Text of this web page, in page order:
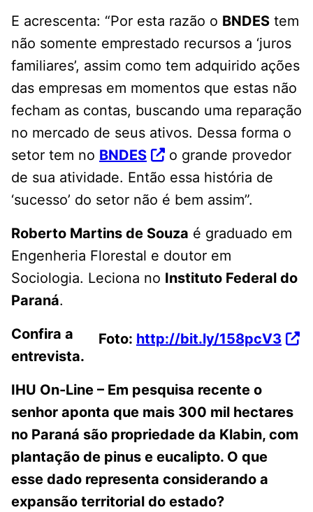
E acrescenta: “Por esta razão o BNDES tem
não somente emprestado recursos a ‘juros
familiares’, assim como tem adquirido ações
das empresas em momentos que estas não
fecham as contas, buscando uma reparação
no mercado de seus ativos. Dessa forma o
setor tem no BNDES
o grande provedor
de sua atividade. Então essa história de
‘sucesso’ do setor não é bem assim”.
Roberto Martins de Souza é graduado em
Engenheria Florestal e doutor em
Sociologia. Leciona no Instituto Federal do
Paraná.
Foto: http://bit.ly/158pcV3
Confira a
entrevista.
IHU On-Line – Em pesquisa recente o
senhor aponta que mais 300 mil hectares
no Paraná são propriedade da Klabin, com
plantação de pinus e eucalipto. O que
esse dado representa considerando a
expansão territorial do estado?